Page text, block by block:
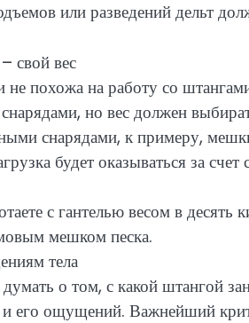
или разведений дельт
свой вес
не похожа на работу со
но вес должен
снарядами, к примеру,
будет оказываться за
с гантелью весом в
мешком песка.
тела
о том, с какой штангой
и его ощущений. Важнейший